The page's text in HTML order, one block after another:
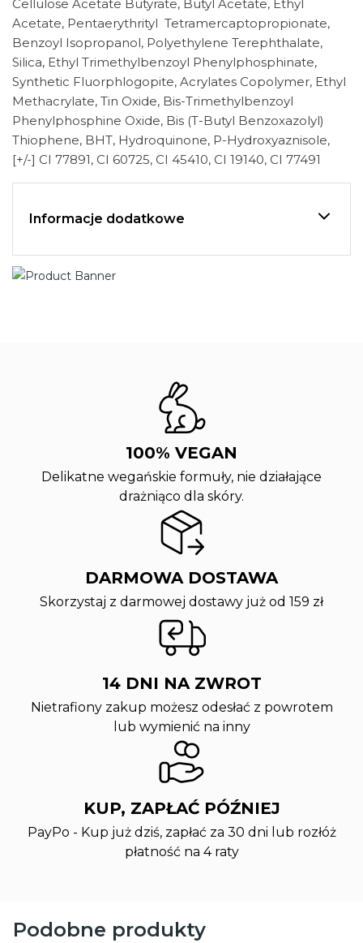
Cellulose Acetate Butyrate, Butyl Acetate, Ethyl
Acetate, Pentaerythrityl Tetramercaptopropionate,
Benzoyl Isopropanol, Polyethylene Terephthalate,
Silica, Ethyl Trimethylbenzoyl Phenylphosphinate,
Synthetic Fluorphlogopite, Acrylates Copolymer, Ethyl
Methacrylate, Tin Oxide, Bis-Trimethylbenzoyl
Phenylphosphine Oxide, Bis (T-Butyl Benzoxazolyl)
Thiophene, BHT, Hydroquinone, P-Hydroxyaznisole,
[+/-] CI 77891, CI 60725, CI 45410, CI 19140, CI 77491
Informacje dodatkowe
100% VEGAN
Delikatne wegańskie formuły, nie działające
drażniąco dla skóry.
DARMOWA DOSTAWA
Skorzystaj z darmowej dostawy już od 159 zł
14 DNI NA ZWROT
Nietrafiony zakup możesz odesłać z powrotem
lub wymienić na inny
KUP, ZAPŁAĆ PÓŹNIEJ
PayPo - Kup już dziś, zapłać za 30 dni lub rozłóż
płatność na 4 raty
Podobne produkty